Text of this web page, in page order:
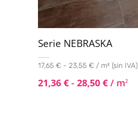
Serie NEBRASKA
17,65 € - 23,55 € / m² (sin IVA)
21,36 € - 28,50 € / m2